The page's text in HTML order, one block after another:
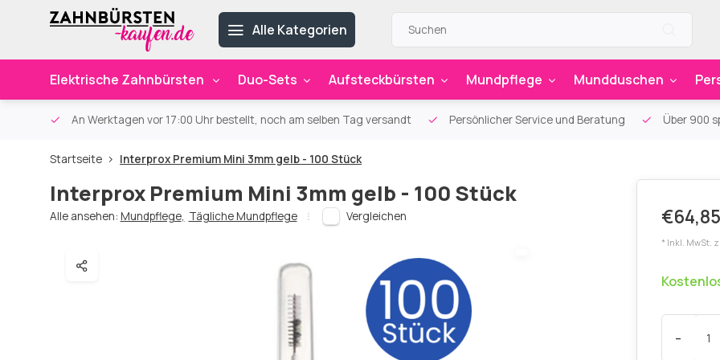
Alle Kategorien
Elektrische Zahnbürsten Duo-Sets Aufsteckbürsten Mundpflege Mundduschen
An Werktagen vor 17:00 Uhr bestellt, noch am selben Tag versandt Persönlicher Service und Beratung Über 900
Startseite Interprox Premium Mini 3mm gelb - 100 Stück
Interprox Premium Mini 3mm gelb - 100 Stück
Alle ansehen: Mundpflege, Tägliche Mundpflege Vergleichen
* Inkl. MwSt.
-